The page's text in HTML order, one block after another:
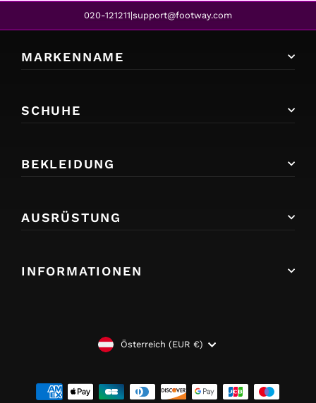
020-121211|support@footway.com
MARKENNAME
SCHUHE
BEKLEIDUNG
AUSRÜSTUNG
INFORMATIONEN
WÄHRUNG
Österreich (EUR €)